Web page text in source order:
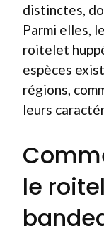
distinctes,
Parmi elles,
roitelet
espèces
régions,
leurs
le